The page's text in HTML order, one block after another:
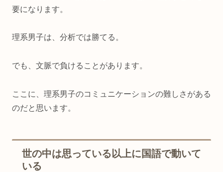
要になります。
理系男子は、分析では勝てる。
でも、文脈で負けることがあります。
ここに、理系男子のコミュニケーションの難しさがある
のだと思います。
世の中は思っている以上に国語で動いて
いる